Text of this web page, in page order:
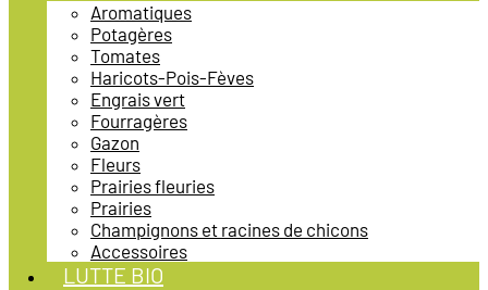
Aromatiques
Potagères
Tomates
Haricots-Pois-Fèves
Engrais vert
Fourragères
Gazon
Fleurs
Prairies fleuries
Prairies
Champignons et racines de chicons
Accessoires
LUTTE BIO